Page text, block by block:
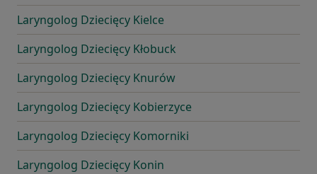
Laryngolog Dziecięcy Kielce
Laryngolog Dziecięcy Kłobuck
Laryngolog Dziecięcy Knurów
Laryngolog Dziecięcy Kobierzyce
Laryngolog Dziecięcy Komorniki
Laryngolog Dziecięcy Konin